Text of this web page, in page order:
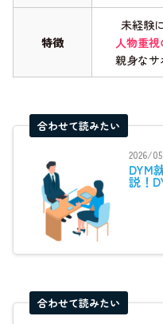
特徴
未経験
人物重視
親身なサ
合わせて読みたい
2026/
DYM
説！
合わせて読みたい